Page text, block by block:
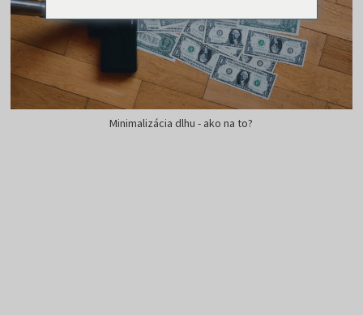
Minimalizácia dlhu - ako na to?